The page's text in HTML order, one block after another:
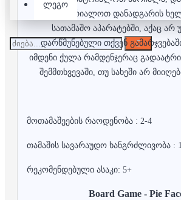
ლეგო
გადაატრიალოთ დანადგარის
სათამაშო აპარატებში, აქაც არ
დარწმუნებული თქვენ
იმდენი ქულა რამდენჯერაც
შემმთხვევაში, თუ სახეში არ
მოთამაშეების რაოდენობა : 2-4
თამაშის სავარაუდო ხანგრძლივობა :
რეკომენდებული ასაკი: 5+
Board Game - Pie